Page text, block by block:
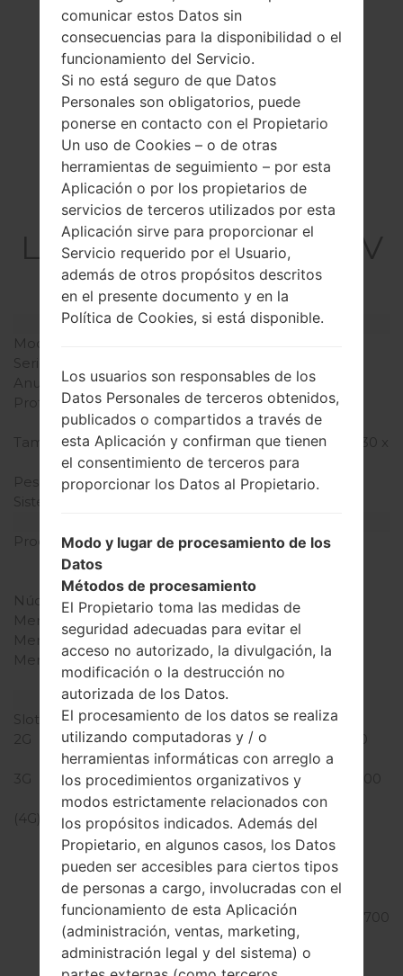
La especificación
LGQ720VSP(LMQ720V
SP) akaLG Stylo 5
Modelo y sus características
Modelo
Serie
Anunciado
Junio, 2019
Profundidad
8.4 milímetros (0.33
pulgadas)
Tamaño (dimensiones)
160 x 77.7 milímetros (6.30 x
3.06 pulgadas)
Peso
179 gramos (6.31 onzas)
Sistema de operación
Procesador
1.8GHz Cortex-A53
Snapdragon 450
Núcleos de UCP
ocho núcleos
Memoria RAM
Memoria interna
32GB
Memoria externa
microSDXC (ranura
dedicada)
Red y Datos
Slot de tarjeta
1 Nano-Sim
2G
GSM 850/900/1800/1900
MHz
3G
UMTS 850/1700/1900/2100
MHz
(4G) LTE
LTE band LTE2100
(B1) , LTE1900
(B2) , LTE1800
(B3) , LTE1700/2100
(B4) , LTE850
(B5) , LTE2600 (B7) , LTE700
(B12) , LTE700
(B13) , LTE800
comunicar estos Datos sin
consecuencias para la disponibilidad o el
funcionamiento del Servicio.
Si no está seguro de que Datos
Personales son obligatorios, puede
ponerse en contacto con el Propietario
Un uso de Cookies – o de otras
herramientas de seguimiento – por esta
Aplicación o por los propietarios de
servicios de terceros utilizados por esta
Aplicación sirve para proporcionar el
Servicio requerido por el Usuario,
además de otros propósitos descritos
en el presente documento y en la
Política de Cookies, si está disponible.
Los usuarios son responsables de los
Datos Personales de terceros obtenidos,
publicados o compartidos a través de
esta Aplicación y confirman que tienen
el consentimiento de terceros para
proporcionar los Datos al Propietario.
Modo y lugar de procesamiento de los
Datos
Métodos de procesamiento
El Propietario toma las medidas de
seguridad adecuadas para evitar el
acceso no autorizado, la divulgación, la
modificación o la destrucción no
autorizada de los Datos.
El procesamiento de los datos se realiza
utilizando computadoras y / o
herramientas informáticas con arreglo a
los procedimientos organizativos y
modos estrictamente relacionados con
los propósitos indicados. Además del
Propietario, en algunos casos, los Datos
pueden ser accesibles para ciertos tipos
de personas a cargo, involucradas con el
funcionamiento de esta Aplicación
(administración, ventas, marketing,
administración legal y del sistema) o